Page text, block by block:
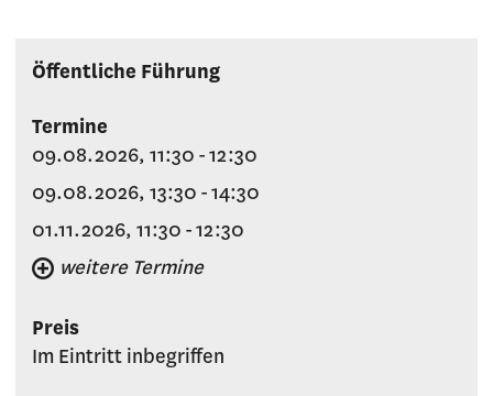
Öffentliche Führung
Termine
09.08.2026, 11:30 - 12:30
09.08.2026, 13:30 - 14:30
01.11.2026, 11:30 - 12:30
weitere Termine
Preis
Im Eintritt inbegriffen